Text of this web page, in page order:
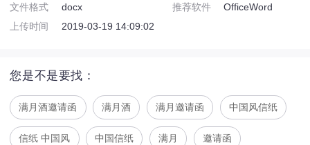
文件格式
docx 推荐软件
OfficeWord
上传时间
2019-03-19 14:09:02
您是不是要找：
满月酒邀请函 满月酒 满月邀请函 中国风信纸
信纸 中国风 中国信纸 满月 邀请函